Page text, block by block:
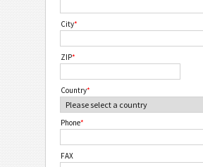
City*
ZIP*
Country*
Phone*
FAX